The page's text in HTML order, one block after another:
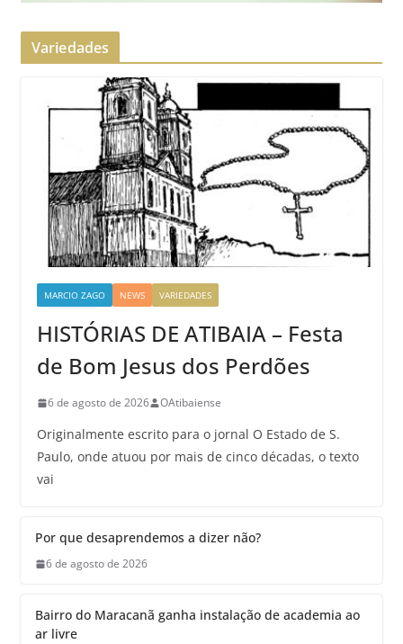
Variedades
MARCIO ZAGO NEWS VARIEDADES
HISTÓRIAS DE ATIBAIA – Festa
de Bom Jesus dos Perdões
6 de agosto de 2026 OAtibaiense
Originalmente escrito para o jornal O Estado de S.
Paulo, onde atuou por mais de cinco décadas, o texto
vai
Por que desaprendemos a dizer não?
6 de agosto de 2026
Bairro do Maracanã ganha instalação de academia ao
ar livre